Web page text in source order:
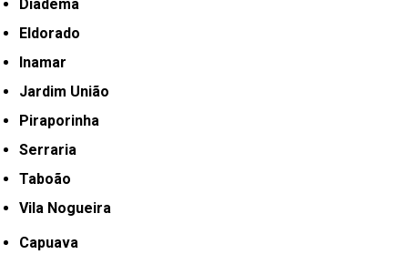
Diadema
Eldorado
Inamar
Jardim União
Piraporinha
Serraria
Taboão
Vila Nogueira
Capuava